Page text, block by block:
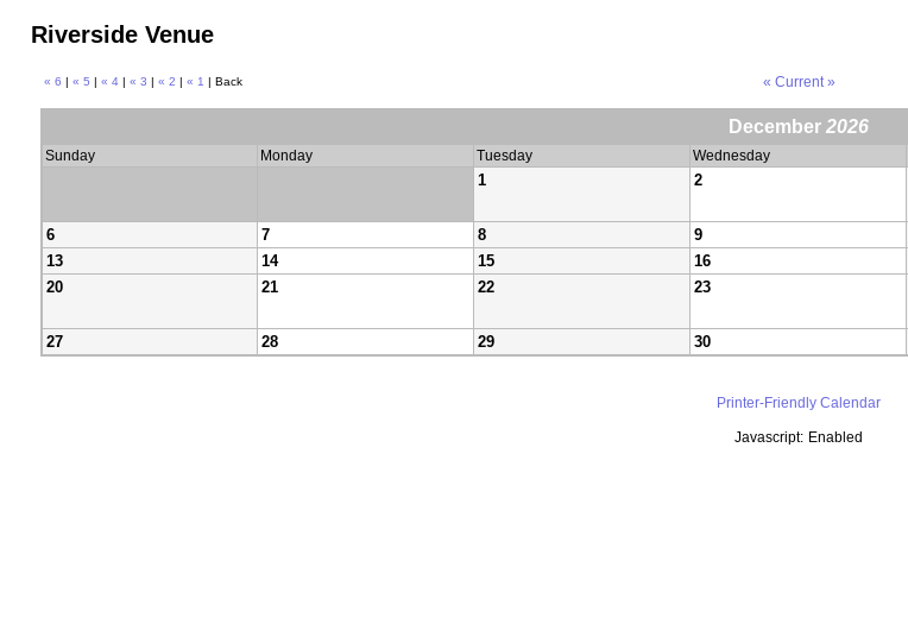
Riverside Venue
« 6 | « 5 | « 4 | « 3 | « 2 | « 1 | Back « Current »
December 2026
Sunday Monday Tuesday Wednesday
1 2
6 7 8 9
13
14 15 16
20
21 22 23
27 28 29 30
Printer-Friendly Calendar
Javascript: Enabled